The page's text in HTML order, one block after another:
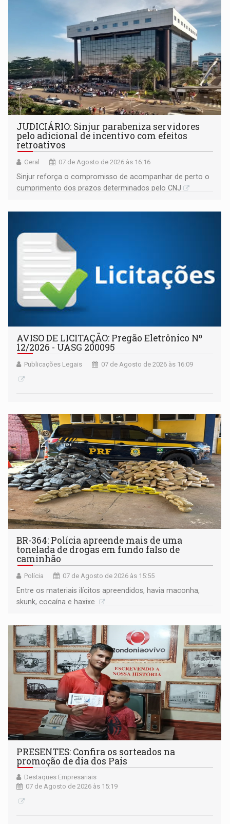
JUDICIÁRIO: Sinjur parabeniza servidores
pelo adicional de incentivo com efeitos
retroativos
Geral 07 de Agosto de 2026 às 16:16
Sinjur reforça o compromisso de acompanhar de perto o
cumprimento dos prazos determinados pelo CNJ
AVISO DE LICITAÇÃO: Pregão Eletrônico Nº
12/2026 - UASG 200095
Publicações Legais 07 de Agosto de 2026 às 16:09
BR-364: Polícia apreende mais de uma
tonelada de drogas em fundo falso de
caminhão
Polícia 07 de Agosto de 2026 às 15:55
Entre os materiais ilícitos apreendidos, havia maconha,
skunk, cocaína e haxixe
PRESENTES: Confira os sorteados na
promoção de dia dos Pais
Destaques Empresariais
07 de Agosto de 2026 às 15:19